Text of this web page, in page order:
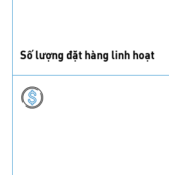
Số lượng đặt hàng linh hoạt
mẫu, chúng tôi đều có thể đáp ứng.